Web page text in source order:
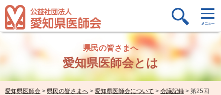
県民の皆さまへ
愛知県医師会とは
愛知県医師会 > 県民の皆さまへ > 愛知県医師会について > 会議記録 > 第25回